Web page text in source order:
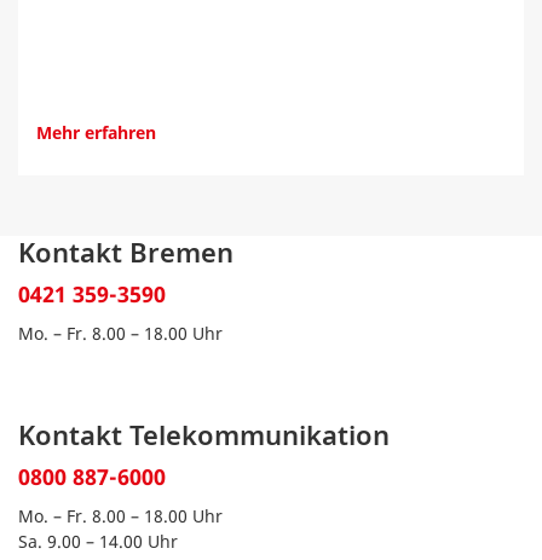
Mehr erfahren
Kontakt Bremen
0421 359-3590
Mo. – Fr. 8.00 – 18.00 Uhr
Kontakt Telekommunikation
0800 887-6000
Mo. – Fr. 8.00 – 18.00 Uhr
Sa. 9.00 – 14.00 Uhr